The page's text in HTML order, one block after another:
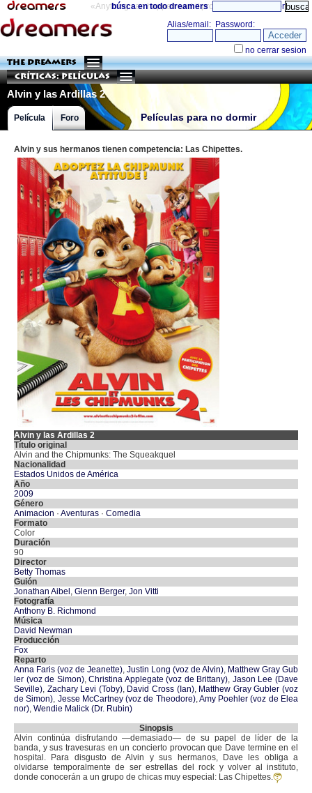
«Anything can happen and it probably will» directorio
búsca en todo dreamers
THE DREAMERS
Críticas: Películas
Alvin y las Ardillas 2
Películas para no dormir
Película Foro
Alvin y sus hermanos tienen competencia: Las Chipettes.
Alvin y las Ardillas 2
Título original
Alvin and the Chipmunks: The Squeakquel
Nacionalidad
Estados Unidos de América
Año
2009
Género
Animacion · Aventuras · Comedia
Formato
Color
Duración
90
Director
Betty Thomas
Guión
Jonathan Aibel Glenn Berger, Jon Vitti
Fotografía
Anthony B. Richmond
Música
David Newman
Producción
Fox
Reparto
Anna Faris (voz de Jeanette) Justin Long (voz de Alvin) Matthew Gray Gub
ler (voz de Simon),Christina Applegate (voz de Brittany) Jason Lee (Dave
Seville) Zachary Levi (Toby), David Cross (Ian), Matthew Gray Gubler (voz
de Simon) Jesse McCartney (voz de Theodore), Amy Poehler (voz de Elea
nor) Wendie Malick (Dr. Rubin)
Sinopsis
Alvin continúa disfrutando —demasiado— de su papel de líder de la
banda, y sus travesuras en un concierto provocan que Dave termine en el
hospital. Para disgusto de Alvin y sus hermanos, Dave les obliga a
olvidarse temporalmente de ser estrellas del rock y volver al instituto,
donde conocerán a un grupo de chicas muy especial: Las Chipettes.